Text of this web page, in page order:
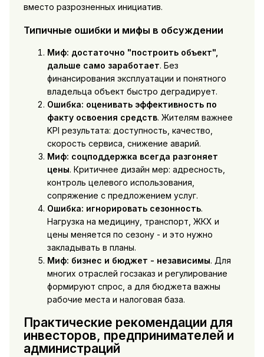
вместо разрозненных инициатив.
Типичные ошибки и мифы в обсуждении
Миф: достаточно "построить объект",
дальше само заработает. Без
финансирования эксплуатации и понятного
владельца объект быстро деградирует.
Ошибка: оценивать эффективность по
факту освоения средств. Жителям важнее
KPI результата: доступность, качество,
скорость сервиса, снижение аварий.
Миф: соцподдержка всегда разгоняет
цены. Критичнее дизайн мер: адресность,
контроль целевого использования,
сопряжение с предложением услуг.
Ошибка: игнорировать сезонность.
Нагрузка на медицину, транспорт, ЖКХ и
цены меняется по сезону - и это нужно
закладывать в планы.
Миф: бизнес и бюджет - независимы. Для
многих отраслей госзаказ и регулирование
формируют спрос, а для бюджета важны
рабочие места и налоговая база.
Практические рекомендации для
инвесторов, предпринимателей и
администраций